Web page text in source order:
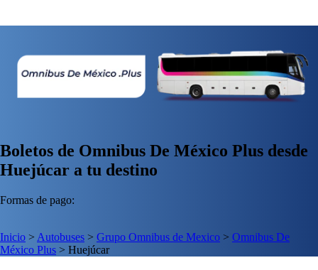
Boletos de Omnibus De México Plus desde
Huejúcar a tu destino
Formas de pago:
Inicio > Autobuses > Grupo Omnibus de Mexico > Omnibus De
México Plus > Huejúcar